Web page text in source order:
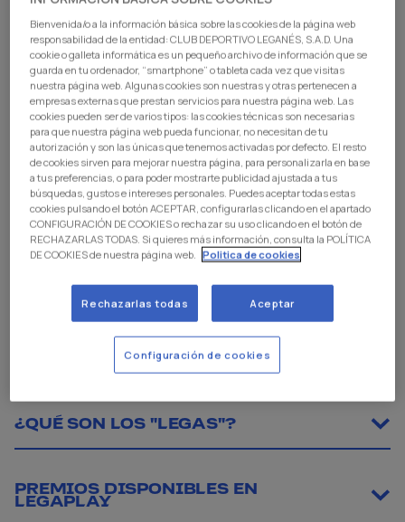
en juegos exclusivos, votaciones y experiencias
diseñadas para poner a prueba tus habilidades y
reflejos, así como tus conocimientos sobre el LEGA y tu
sentimiento pepinero.
Cada partida te permite ganar puntos (llamadoslegas
que podrás canjear por descuentos, premios y
experiencias y subir en el ranking para demostrar quién
es verdaderamente el aficionado #1 del Leganés.
¿QUÉ SON LOS "LEGAS"?
PREMIOS DISPONIBLES EN
LEGAPLAY
Bienvenida/o a la información básica sobre las cookies de la página web
responsabilidad de la entidad: CLUB DEPORTIVO LEGANÉS, S.A.D. Una
cookie o galleta informática es un pequeño archivo de información que se
guarda en tu ordenador, “smartphone” o tableta cada vez que visitas
nuestra página web. Algunas cookies son nuestras y otras pertenecen a
empresas externas que prestan servicios para nuestra página web. Las
cookies pueden ser de varios tipos: las cookies técnicas son necesarias
para que nuestra página web pueda funcionar, no necesitan de tu
autorización y son las únicas que tenemos activadas por defecto. El resto
de cookies sirven para mejorar nuestra página, para personalizarla en base
a tus preferencias, o para poder mostrarte publicidad ajustada a tus
búsquedas, gustos e intereses personales. Puedes aceptar todas estas
cookies pulsando el botón ACEPTAR, configurarlas clicando en el apartado
CONFIGURACIÓN DE COOKIES o rechazar su uso clicando en el botón de
RECHAZARLAS TODAS. Si quieres más información, consulta la POLÍTICA
DE COOKIES de nuestra página web. Politica de cookies
Rechazarlas todas Aceptar
Configuración de cookies